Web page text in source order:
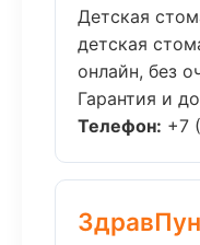
Детская
детская
онлайн, без
Гарантия и
Телефон: +7